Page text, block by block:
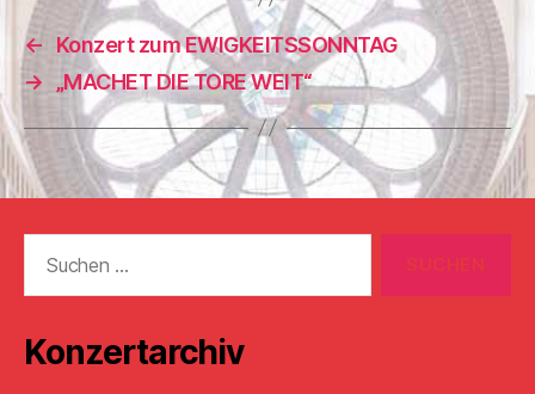
←
Konzert zum EWIGKEITSSONNTAG
→
„MACHET DIE TORE WEIT“
nach:
Konzertarchiv